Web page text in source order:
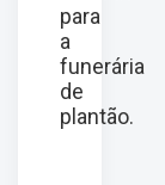
para
a
funerária
de
plantão.